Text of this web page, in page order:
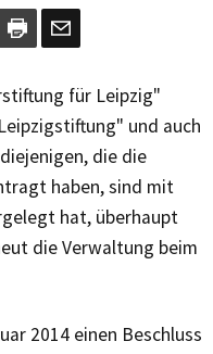
für Leipzig"
und auch
die die
haben, sind mit
hat, überhaupt
die Verwaltung beim
2014 einen Beschluss